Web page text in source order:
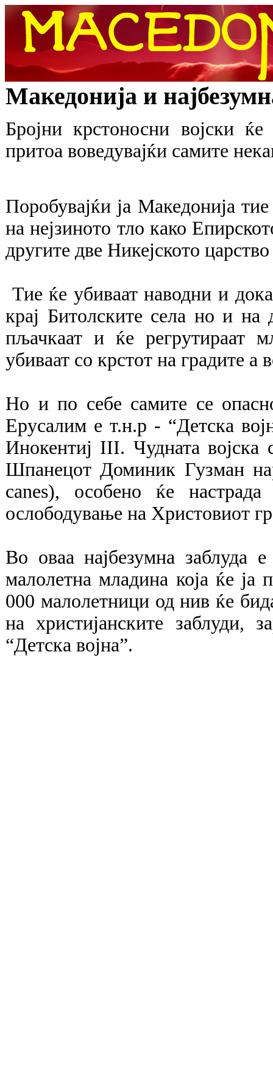
Македонија и
Бројни крстоносни војски
притоа воведувајќи самите
Поробувајќи ја Македонија
на нејзиното тло како
другите две Никејското
Тие ќе убиваат наводни и
крај Битолските села но и на
пљачкаат и ќе регрутираат
убиваат со крстот на градите а
Но и по себе самите се
Ерусалим е т.н.р - “Детска
Инокентиј III. Чудната
Шпанецот Доминик Гузман
canes), особено ќе
ослободување на Христовиот
Во оваа најбезумна заблуда
малолетна младина која ќе
000 малолетници од нив ќе
на христијанските
“Детска војна”.